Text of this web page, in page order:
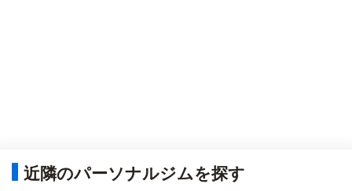
近隣のパーソナルジムを探す